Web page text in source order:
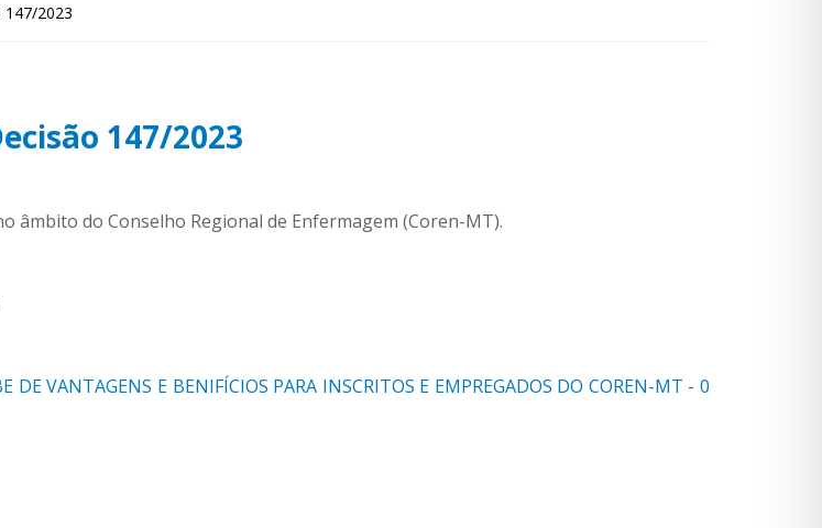
147/2023
147/2023
âmbito do Conselho Regional de Enfermagem (Coren-MT).
DE VANTAGENS E BENIFÍCIOS PARA INSCRITOS E EMPREGADOS DO COREN-MT - 0